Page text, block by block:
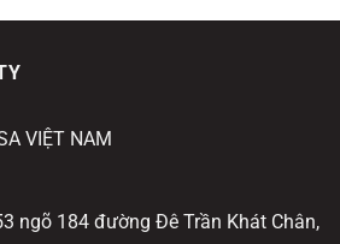
1.000.000₫.
VIỆT NAM
ngõ 184 đường Đê Trần Khát Chân,